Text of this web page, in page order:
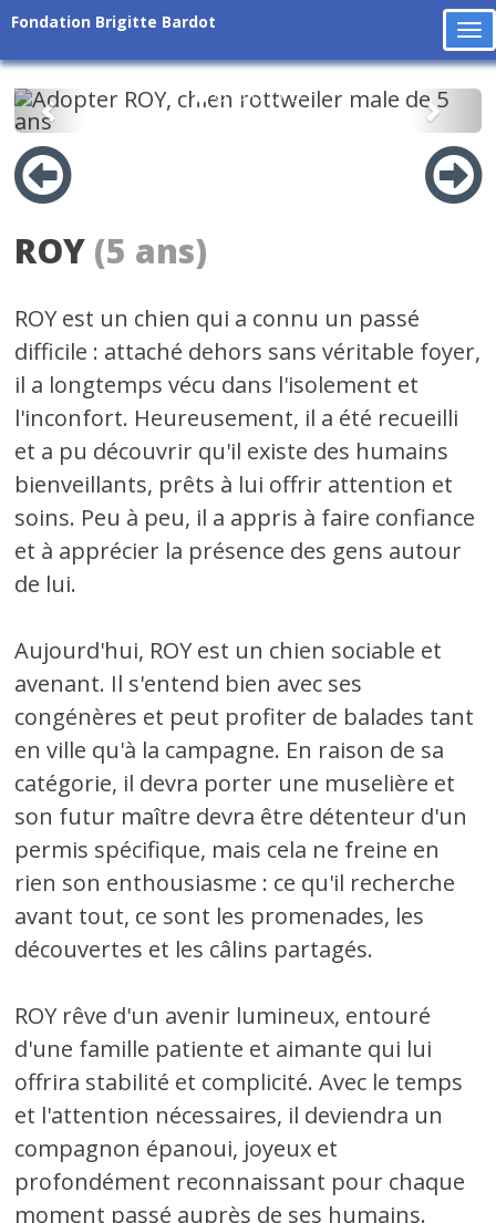
Fondation Brigitte Bardot
Précédent
ROY (5 ans)
ROY est un chien qui a connu un passé
difficile : attaché dehors sans véritable foyer,
il a longtemps vécu dans l'isolement et
l'inconfort. Heureusement, il a été recueilli
et a pu découvrir qu'il existe des humains
bienveillants, prêts à lui offrir attention et
soins. Peu à peu, il a appris à faire confiance
et à apprécier la présence des gens autour
de lui.
Aujourd'hui, ROY est un chien sociable et
avenant. Il s'entend bien avec ses
congénères et peut profiter de balades tant
en ville qu'à la campagne. En raison de sa
catégorie, il devra porter une muselière et
son futur maître devra être détenteur d'un
permis spécifique, mais cela ne freine en
rien son enthousiasme : ce qu'il recherche
avant tout, ce sont les promenades, les
découvertes et les câlins partagés.
ROY rêve d'un avenir lumineux, entouré
d'une famille patiente et aimante qui lui
offrira stabilité et complicité. Avec le temps
et l'attention nécessaires, il deviendra un
compagnon épanoui, joyeux et
profondément reconnaissant pour chaque
moment passé auprès de ses humains.